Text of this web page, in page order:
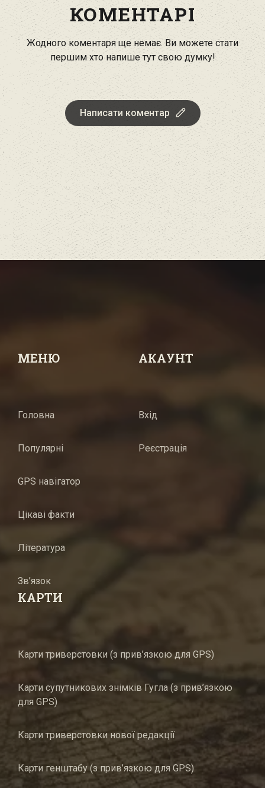
КОМЕНТАРІ
Жодного коментаря ще немає. Ви можете стати
першим хто напише тут свою думку!
Написати коментар
МЕНЮ
Головна
Популярні
GPS навігатор
Цікаві факти
Література
Зв’язок
АКАУНТ
Вхід
Реєстрація
КАРТИ
Карти триверстовки (з прив’язкою для GPS)
Карти супутникових знімків Гугла (з прив’язкою
для GPS)
Карти триверстовки нової редакції
Карти генштабу (з прив’язкою для GPS)